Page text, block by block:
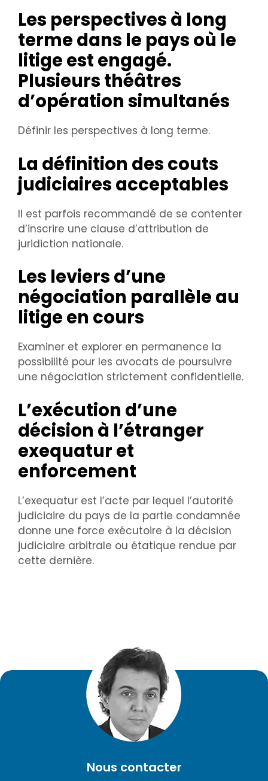
Les perspectives à long
terme dans le pays où le
litige est engagé.
Plusieurs théâtres
d’opération simultanés
Définir les perspectives à long terme.
La définition des couts
judiciaires acceptables
Il est parfois recommandé de se contenter
d’inscrire une clause d’attribution de
juridiction nationale.
Les leviers d’une
négociation parallèle au
litige en cours
Examiner et explorer en permanence la
possibilité pour les avocats de poursuivre
une négociation strictement confidentielle.
L’exécution d’une
décision à l’étranger
exequatur et
enforcement
L’exequatur est l’acte par lequel l’autorité
judiciaire du pays de la partie condamnée
donne une force exécutoire à la décision
judiciaire arbitrale ou étatique rendue par
cette dernière.
Nous contacter